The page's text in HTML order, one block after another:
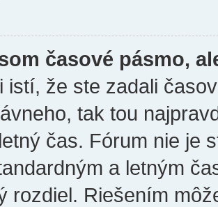
časové pásmo,
istí, že ste zadali
tak tou
čas. Fórum nie je
a letným
rozdiel. Riešením